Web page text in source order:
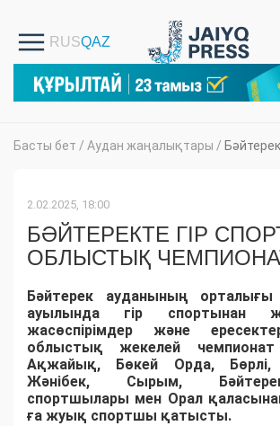
Басты бет / Аудан жаңалықтары / Бәйтерек
2.02.2025, 18:00
БӘЙТЕРЕКТЕ ГІР
ОБЛЫСТЫҚ
Бәйтерек ауданының
ауылында гір спортынан
жасөспірімдер және
облыстық жекелей
Ақжайық, Бөкей Орда, Бөрлі,
Жәнібек, Сырым,
спортшылары мен Орал
ға жуық спортшы қатысты.